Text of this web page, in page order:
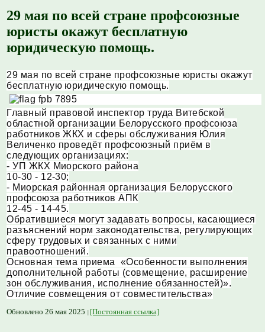
29 мая по всей стране профсоюзные
юристы окажут бесплатную
юридическую помощь.
29 мая по всей стране профсоюзные юристы окажут
бесплатную юридическую помощь.
Главный правовой инспектор труда Витебской
областной организации Белорусского профсоюза
работников ЖКХ и сферы обслуживания Юлия
Величенко проведёт профсоюзный приём в
следующих организациях:
- УП ЖКХ Миорского района
10-30 - 12-30;
- Миорская районная организация Белорусского
профсоюза работников АПК
12-45 - 14-45.
Обратившиеся могут задавать вопросы, касающиеся
разъяснений норм законодательства, регулирующих
сферу трудовых и связанных с ними
правоотношений.
Основная тема приема «Особенности выполнения
дополнительной работы (совмещение, расширение
зон обслуживания, исполнение обязанностей)».
Отличие совмещения от совместительства»
Обновлено 26 мая 2025 [Постоянная ссылка]